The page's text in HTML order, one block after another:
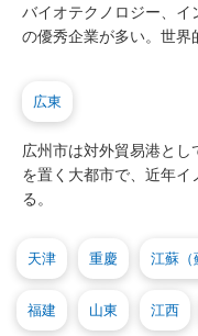
バイオテクノロジー、
の優秀企業が多い。世界
広東
広州市は対外貿易港と
を置く大都市で、近年
る。
天津 重慶 江蘇（
福建 山東 江西